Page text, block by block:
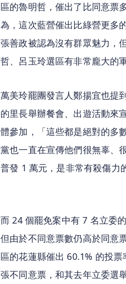
區的魯明哲，催出了比同意票
為，這次藍營催出比綠營更多
張善政被認為沒有群眾魅力，
哲、呂玉玲選區有非常龐大的
萬美玲罷團發言人鄭揚宜也提
的里長舉辦餐會、出遊活動來
體參加，「這些都是絕對的多
黨也一直在宣傳他們很無辜、
普發 1 萬元，是非常有殺傷力
而 24 個罷免案中有 7 名立委
但由於不同意票數仍高於同意
區的花蓮縣催出 60.1% 的投
張不同意票，和其去年立委選